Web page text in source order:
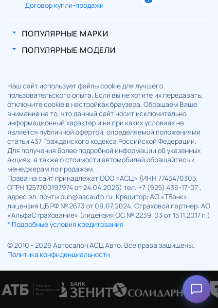
Договор купли-продажи
ПОПУЛЯРНЫЕ МАРКИ
ПОПУЛЯРНЫЕ МОДЕЛИ
Наш сайт использует файлы cookie для лучшего
пользовательского опыта. Если вы не хотите их передавать,
отключите cookie в настройках браузера. Обращаем Ваше
внимание на то, что данный сайт носит исключительно
информационный характер и ни при каких условиях не
является публичной офертой, определяемой положениями
статьи 437 Гражданского кодекса Российской Федерации.
Для получения более подробной информации об указанных
акциях, а также о стоимости автомобилей обращайтесь к
менеджерам по продажам.
Права на сайт принадлежат ООО «АСЦ» (ИНН 7743470305,
ОГРН 1257700197974 от 24.04.2025) тел. +7 (925) 436-17-07 ,
адрес эл. почты buh@ascauto.ru. Кредитор: АО «ТБанк»,
лицензия ЦБ РФ № 2673 от 09.07.2024. Страховой партнер: АО
«АльфаСтрахование» (лицензия ОС № 2239-03 от 13.11.2017 г.)
* Подробные условия кредитования
© 2010 - 2026 Автосалон АСЦ Авто. Все права защищены.
Политика конфиденциальности